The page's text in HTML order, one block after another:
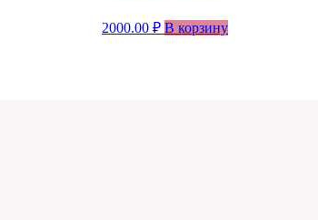
2000.00 ₽ В корзину